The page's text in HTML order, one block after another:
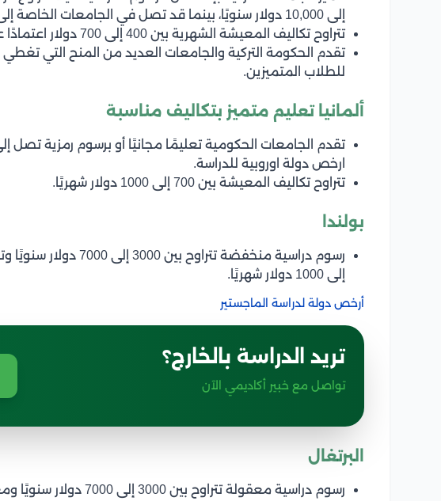
إلى 10,000 دولار سنويًا، بينما قد تصل في الجامعات الخاصة إلى 20,000 دولار.
تتراوح تكاليف المعيشة الشهرية بين 400 إلى 700 دولار اعتمادًا على المدينة ونمط الحياة.
تقدم الحكومة التركية والجامعات العديد من المنح التي تغطي
للطلاب المتميزين.
ألمانيا تعليم متميز بتكاليف مناسبة
ارخص دولة اوروبية للدراسة.
تتراوح تكاليف المعيشة بين 700 إلى 1000 دولار شهريًا.
بولندا
إلى 1000 دولار شهريًا.
أرخص دولة لدراسة الماجستير
تريد الدراسة بالخارج؟
تواصل مع خبير أكاديمي الآن
البرتغال
رسوم دراسية معقولة